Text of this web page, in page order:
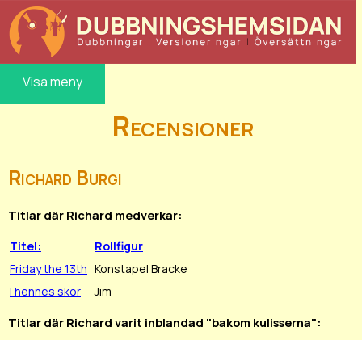
Visa meny
Recensioner
Richard Burgi
Titlar där Richard medverkar:
Titel:
Rollfigur
Friday the 13th Konstapel Bracke
I hennes skor
Jim
Titlar där Richard varit inblandad "bakom kulisserna":